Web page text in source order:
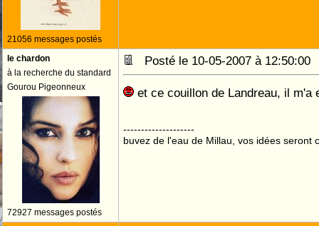
21056 messages postés
le chardon
à la recherche du standard
Gourou Pigeonneux
72927 messages postés
Posté le 10-05-2007 à
et ce couillon de Landreau, il m'a
--------------------
buvez de l'eau de Millau, vos idées seront